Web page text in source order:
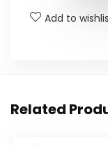
Add to
Related